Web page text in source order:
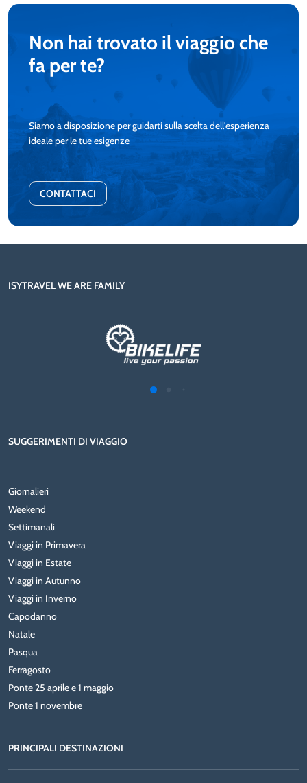
Non hai trovato il viaggio che
fa per te?
Siamo a disposizione per guidarti sulla scelta dell'esperienza
ideale per le tue esigenze
CONTATTACI
ISYTRAVEL WE ARE FAMILY
SUGGERIMENTI DI VIAGGIO
Giornalieri
Weekend
Settimanali
Viaggi in Primavera
Viaggi in Estate
Viaggi in Autunno
Viaggi in Inverno
Capodanno
Natale
Pasqua
Ferragosto
Ponte 25 aprile e 1 maggio
Ponte 1 novembre
PRINCIPALI DESTINAZIONI